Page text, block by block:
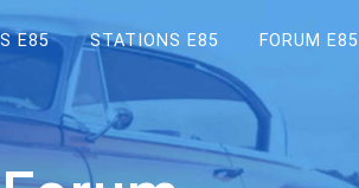
E85 STATIONS E85 FORUM E85